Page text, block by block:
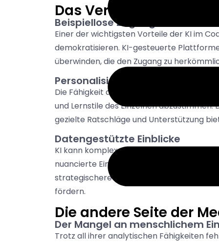
Das Versprechen von
Beispiellose Zugänglichkeit
Einer der wichtigsten Vorteile der KI im
demokratisieren. KI-gesteuerte
überwinden, die den Zugang zu
Personalisierung in großem
Die Fähigkeit der KI, große Datenmengen
und Lernstile des Einzelnen
gezielte Ratschläge und Unterstützung
Datengestützte Einblicke
KI kann komplexe Muster aus dem
nuancierte Einblicke, die selbst für die
strategischere Coaching-
fördern.
Die andere Seite der
Der Mangel an menschlichem
Trotz all ihrer analytischen Fähigkeiten